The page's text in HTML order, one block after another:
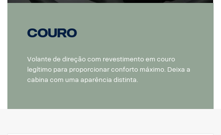
Couro
Volante de direção com revestimento em couro
legítimo para proporcionar conforto máximo. Deixa a
cabina com uma aparência distinta.